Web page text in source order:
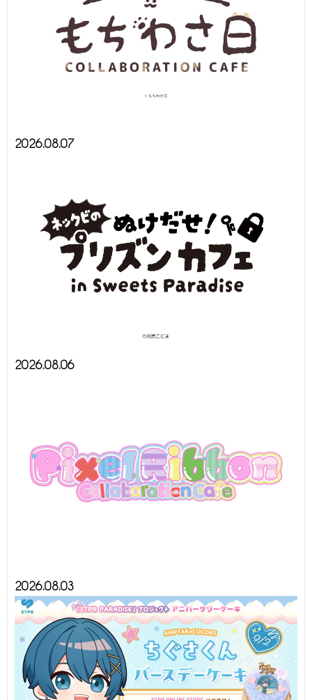
2026.08.07
2026.08.06
2026.08.03